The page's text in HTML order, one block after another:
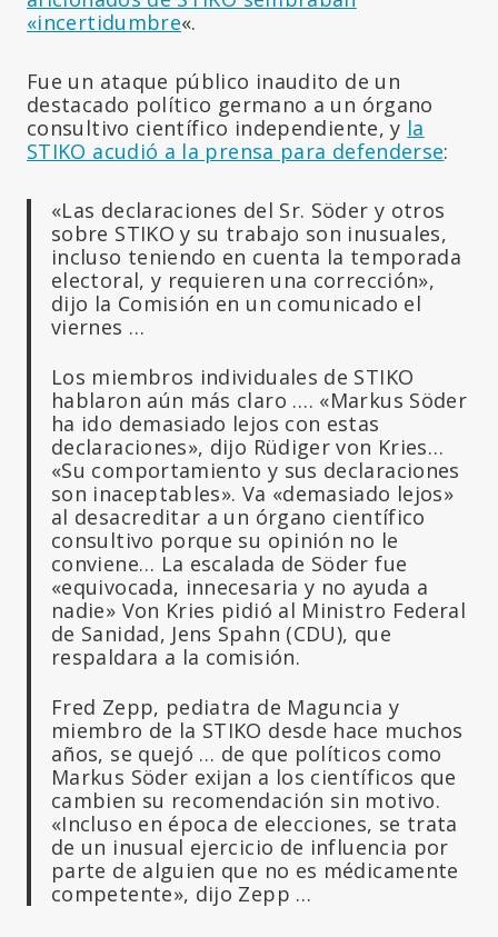
«incertidumbre«.
Fue un ataque público inaudito de un
destacado político germano a un órgano
consultivo científico independiente, y la
STIKO acudió a la prensa para defenderse:
«Las declaraciones del Sr. Söder y otros
sobre STIKO y su trabajo son inusuales,
incluso teniendo en cuenta la temporada
electoral, y requieren una corrección»,
dijo la Comisión en un comunicado el
viernes …
Los miembros individuales de STIKO
hablaron aún más claro …. «Markus Söder
ha ido demasiado lejos con estas
declaraciones», dijo Rüdiger von Kries…
«Su comportamiento y sus declaraciones
son inaceptables». Va «demasiado lejos»
al desacreditar a un órgano científico
consultivo porque su opinión no le
conviene… La escalada de Söder fue
«equivocada, innecesaria y no ayuda a
nadie» Von Kries pidió al Ministro Federal
de Sanidad, Jens Spahn (CDU), que
respaldara a la comisión.
Fred Zepp, pediatra de Maguncia y
miembro de la STIKO desde hace muchos
años, se quejó … de que políticos como
Markus Söder exijan a los científicos que
cambien su recomendación sin motivo.
«Incluso en época de elecciones, se trata
de un inusual ejercicio de influencia por
parte de alguien que no es médicamente
competente», dijo Zepp …